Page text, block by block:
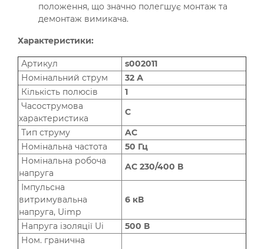
положення, що значно полегшує монтаж та
демонтаж вимикача.
Характеристики:
Артикул
s002011
Номінальний струм
32 А
Кількість полюсів
1
Часострумова
характеристика
C
Тип струму
AC
Номінальна частота
50 Гц
Номінальна робоча
напруга
AC 230/400 В
Імпульсна
витримувальна
напруга, Uimp
6 кВ
Напруга ізоляції Ui
500 В
Ном. гранична